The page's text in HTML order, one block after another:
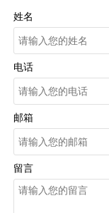
姓名
电话
邮箱
留言